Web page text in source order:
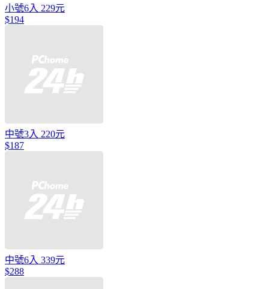
小號6入 229元
$194
中號3入 220元
$187
中號6入 339元
$288